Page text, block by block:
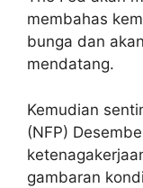
membahas
bunga dan
mendatang.
Kemudian
(NFP)
gambaran